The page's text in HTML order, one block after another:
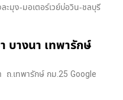
ละมุง-มอเตอร์เวย์บ่อวิน-ชลบุรี
บางนา เทพารักษ์
.เทพารักษ์ กม.25 Google